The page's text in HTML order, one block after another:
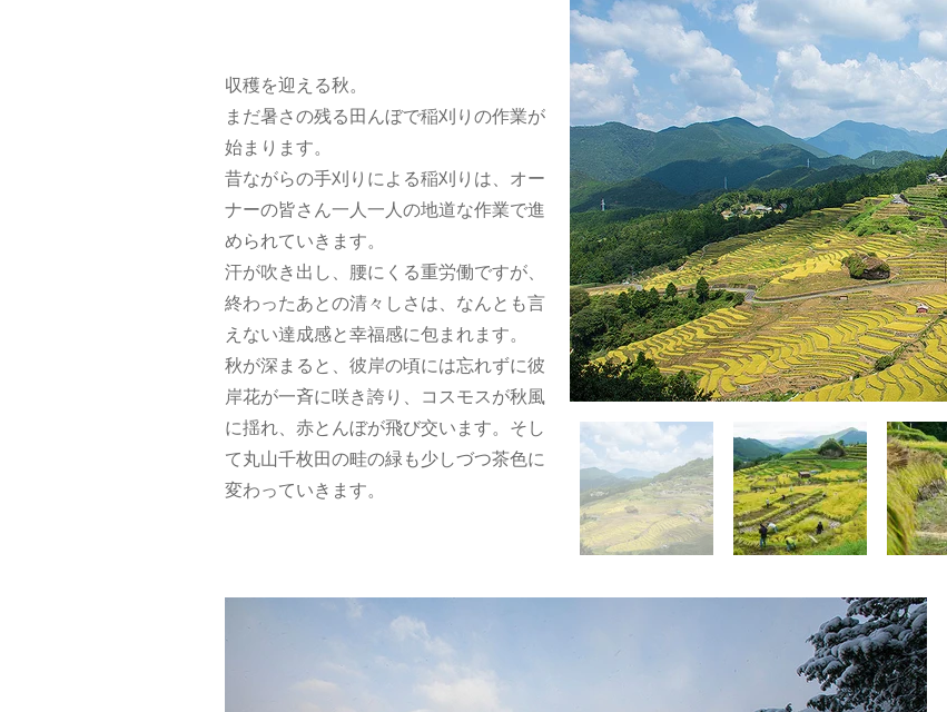
収穫を迎える秋。
まだ暑さの残る田んぼで稲刈りの作業が
始まります。
昔ながらの手刈りによる稲刈りは、オー
ナーの皆さん一人一人の地道な作業で進
められていきます。
汗が吹き出し、腰にくる重労働ですが、
終わったあとの清々しさは、なんとも言
えない達成感と幸福感に包まれます。
​秋が深まると、彼岸の頃には忘れずに彼
岸花が一斉に咲き誇り、コスモスが秋風
に揺れ、赤とんぼが飛び交います。そし
て丸山千枚田の畦の緑も少しづつ茶色に
変わっていきます。